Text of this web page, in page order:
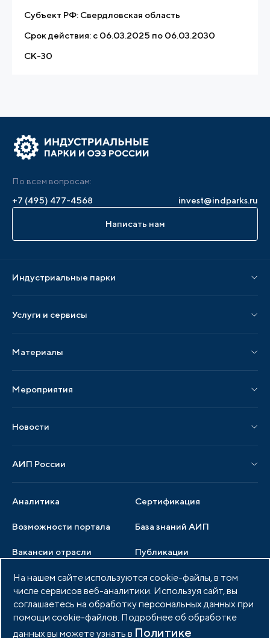
Субъект РФ: Свердловская область
Срок действия: с 06.03.2025 по 06.03.2030
СК-30
По всем вопросам:
+7 (495) 477-4568
invest@indparks.ru
Написать нам
Индустриальные парки
Парки по регионам
Услуги и сервисы
Услуги по локализации
Аналитика Сертификация
Возможности портала
Материалы
Публикации СМИ и статьи
Образцы документов
База знаний АИП
Вакансии отрасли
Мероприятия
Мероприятия отрасли
Новости
Новости отрасли
Публикации
Медиатека Тендеры
АИП России
Члены ассоциации
Услуги ассоциации
Документы АИП
Партнеры ассоциации
Фото и видео
Членство в АИП Войти в личный кабинет
На нашем сайте используются cookie-файлы, в том
числе сервисов веб-аналитики. Используя сайт, вы
соглашаетесь на обработку персональных данных при
помощи cookie-файлов. Подробнее об обработке
данных вы можете узнать в Политике